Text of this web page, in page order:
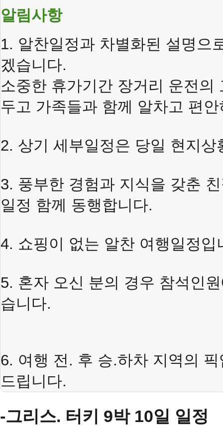
알림사항
1. 알찬일정과 차별화된 설명으
겠습니다.
소중한 휴가기간 장거리 운전의
두고 가족들과 함께 알차고 편
2. 상기 세부일정은 당일 현지상
3. 풍부한 경험과 지식을 갖춘
일정 함께 동행합니다.
4. 쇼핑이 없는 알찬 여행일정입
5. 혼자 오신 분의 경우 참석인
습니다.
6. 여행 전. 후 승.하차 지역의
드립니다.
-그리스. 터키 9박 10일 일정